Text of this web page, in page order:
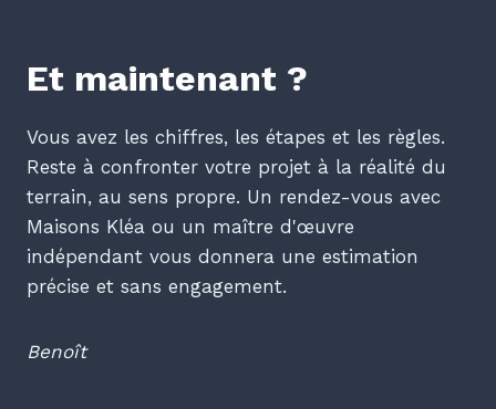
Et maintenant ?
Vous avez les chiffres, les étapes et les règles.
Reste à confronter votre projet à la réalité du
terrain, au sens propre. Un rendez-vous avec
Maisons Kléa ou un maître d'œuvre
indépendant vous donnera une estimation
précise et sans engagement.
Benoît